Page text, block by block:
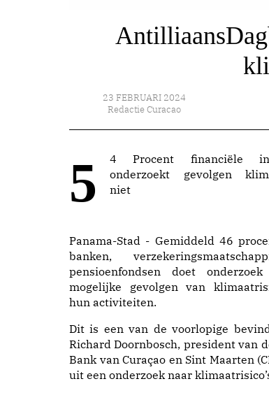
23 FEBRUARI 2024
Redactie Curacao
54 Procent financiële instellingen
onderzoekt gevolgen
niet
Panama-Stad - Gemiddeld 46
banken,
pensioenfondsen doet
mogelijke gevolgen van
hun activiteiten.
Dit is een van de voorlopige
Richard Doornbosch, president van
Bank van Curaçao en Sint Maarten
uit een onderzoek naar